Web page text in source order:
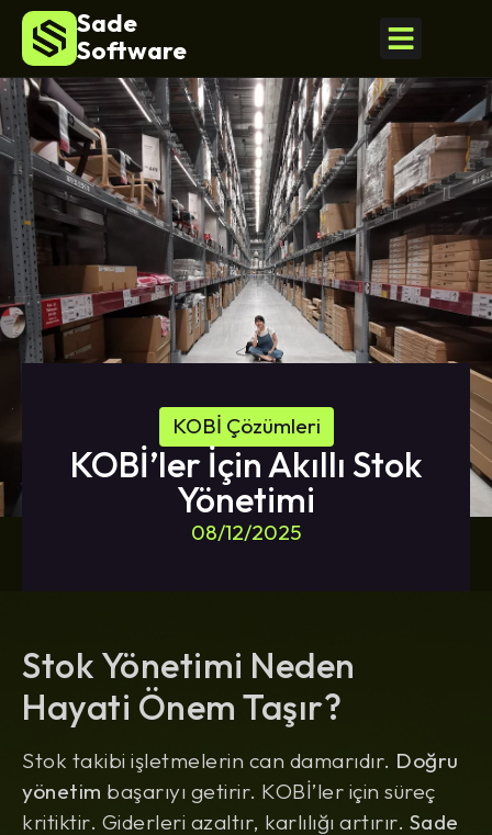
Sade
Software
KOBİ Çözümleri
KOBİ’ler İçin Akıllı Stok
Yönetimi
08/12/2025
Stok Yönetimi Neden
Hayati Önem Taşır?
Stok takibi işletmelerin can damarıdır. Doğru
yönetim başarıyı getirir. KOBİ’ler için süreç
kritiktir. Giderleri azaltır, karlılığı artırır. Sade